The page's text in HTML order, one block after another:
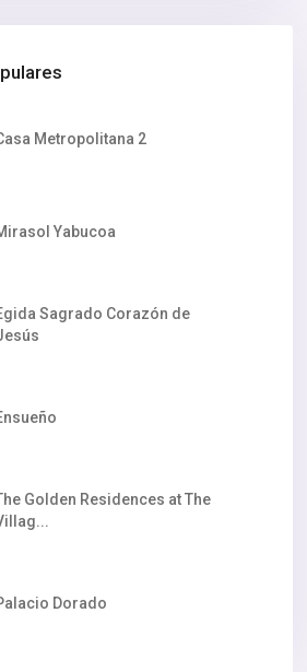
Metropolitana 2
Yabucoa
Sagrado Corazón de
Golden Residences at The
Dorado